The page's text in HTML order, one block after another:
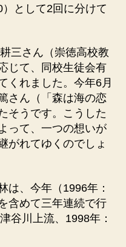
として2回に分けて
三さん（崇徳高校教
じて、同校生徒会有
くれました。今年6月
さん（「森は海の恋
そうです。こうした
って、一つの想いが
がれてゆくのでしょ
は、今年（1996年：
含めて三年連続で行
谷川上流、1998年：